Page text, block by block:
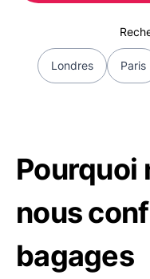
Londres Paris
Pourquoi
nous
bagages